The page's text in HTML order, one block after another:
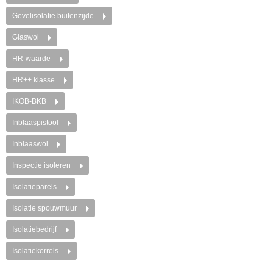
Gevelisolatie buitenzijde
Glaswol
HR-waarde
HR++ klasse
IKOB-BKB
Inblaaspistool
Inblaaswol
Inspectie isoleren
Isolatieparels
Isolatie spouwmuur
Isolatiebedrijf
Isolatiekorrels